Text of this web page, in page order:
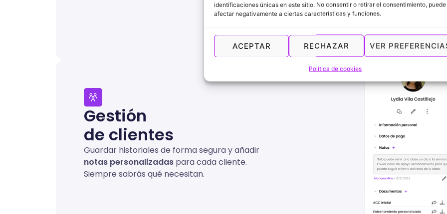
identificaciones únicas en este sitio. No consentir o retirar el consentimiento, puede
afectar negativamente a ciertas características y funciones.
ACEPTAR RECHAZAR VER
Política de cookies
Gestión
de clientes
Guardar historiales de forma segura y añadir
notas personalizadas para cada cliente.
Siempre sabrás qué necesitan.